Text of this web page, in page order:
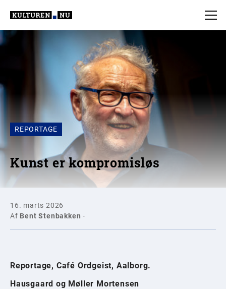
REPORTAGE
Kunst er kompromisløs
16. marts 2026
Af Bent Stenbakken -
Reportage, Café Ordgeist, Aalborg.
Hausgaard og Møller Mortensen